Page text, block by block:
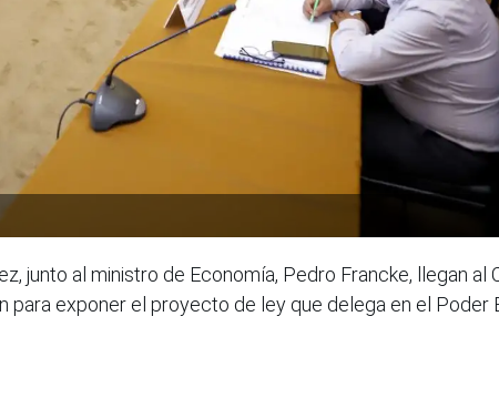
junto al ministro de Economía, Pedro Francke, llegan al
para exponer el proyecto de ley que delega en el Poder